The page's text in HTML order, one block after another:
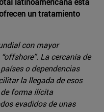
un tratamiento
con mayor
La cercanía de
o dependencias
la llegada de esos
forma ilícita
evadidos de unas